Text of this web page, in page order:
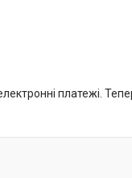
платежі.